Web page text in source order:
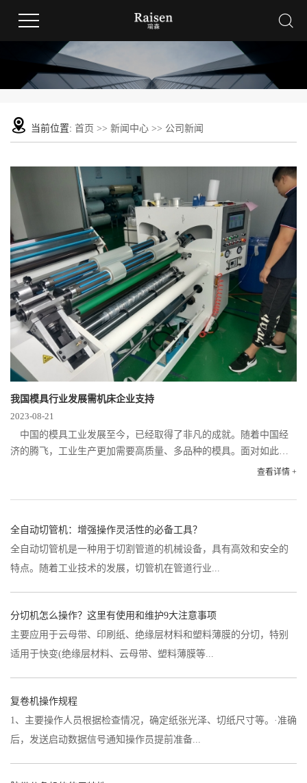
当前位置: 首页 >> 新闻中心 >> 公司新闻
我国模具行业发展需机床企业支持
2023-08-21
中国的模具工业发展至今，已经取得了非凡的成就。随着中国经
济的腾飞，工业生产更加需要高质量、多品种的模具。面对如此巨
大的市场，国外的机床制造商早已“虎视眈眈”。然而，面对强者的
查看详情 +
全自动切管机：增强操作灵活性的必备工具？
全自动切管机是一种用于切割管道的机械设备，具有高效和安全的
特点。随着工业技术的发展，切管机在管道行业...
分切机怎么操作？这里有使用和维护9大注意事项
主要应用于云母带、印刷纸、绝缘层材料和塑料薄膜的分切，特别
适用于快变(绝缘层材料、云母带、塑料薄膜等...
复卷机操作规程
1、主要操作人员根据检查情况，确定纸张光泽、切纸尺寸等。·准确
后，发送启动数据信号通知操作员提前准备...